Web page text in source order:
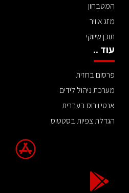
המטבחון
מזג אוויר
תוכן שיווקי
עוד ..
פרסום בחזית
מערכת ניהול לידים
אנטי וירוס בעברית
הגדלת צפיות בסטטוס